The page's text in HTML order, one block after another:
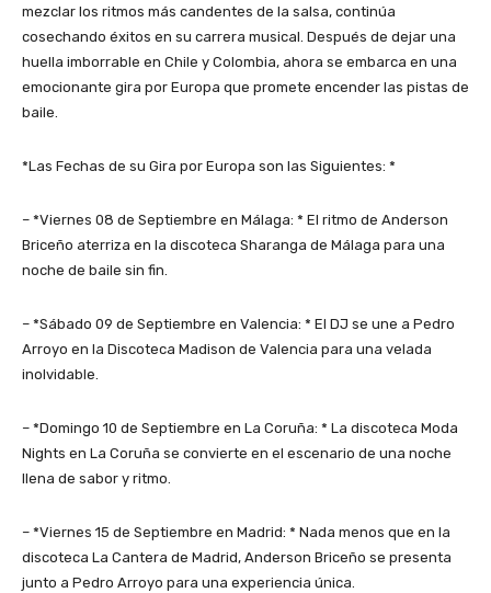
mezclar los ritmos más candentes de la salsa, continúa
cosechando éxitos en su carrera musical. Después de dejar una
huella imborrable en Chile y Colombia, ahora se embarca en una
emocionante gira por Europa que promete encender las pistas de
baile.
*Las Fechas de su Gira por Europa son las Siguientes: *
– *Viernes 08 de Septiembre en Málaga: * El ritmo de Anderson
Briceño aterriza en la discoteca Sharanga de Málaga para una
noche de baile sin fin.
– *Sábado 09 de Septiembre en Valencia: * El DJ se une a Pedro
Arroyo en la Discoteca Madison de Valencia para una velada
inolvidable.
– *Domingo 10 de Septiembre en La Coruña: * La discoteca Moda
Nights en La Coruña se convierte en el escenario de una noche
llena de sabor y ritmo.
– *Viernes 15 de Septiembre en Madrid: * Nada menos que en la
discoteca La Cantera de Madrid, Anderson Briceño se presenta
junto a Pedro Arroyo para una experiencia única.